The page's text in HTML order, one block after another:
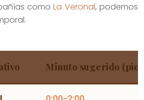
comoLa Veronal, podemos
Minuto sugerido